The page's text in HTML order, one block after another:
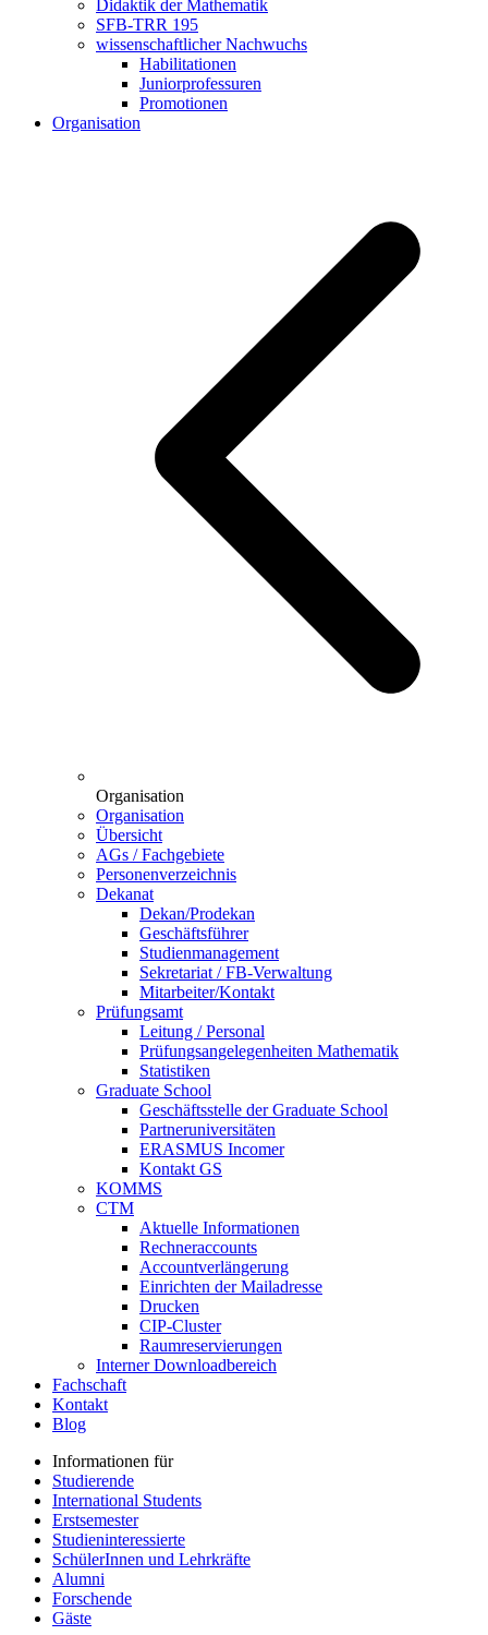
Didaktik der Mathematik
SFB-TRR 195
wissenschaftlicher Nachwuchs
Habilitationen
Juniorprofessuren
Promotionen
Organisation
Organisation
Organisation
Übersicht
AGs / Fachgebiete
Personenverzeichnis
Dekanat
Dekan/Prodekan
Geschäftsführer
Studienmanagement
Sekretariat / FB-Verwaltung
Mitarbeiter/Kontakt
Prüfungsamt
Leitung / Personal
Prüfungsangelegenheiten Mathematik
Statistiken
Graduate School
Geschäftsstelle der Graduate School
Partneruniversitäten
ERASMUS Incomer
Kontakt GS
KOMMS
CTM
Aktuelle Informationen
Rechneraccounts
Accountverlängerung
Einrichten der Mailadresse
Drucken
CIP-Cluster
Raumreservierungen
Interner Downloadbereich
Fachschaft
Kontakt
Blog
Informationen für
Studierende
International Students
Erstsemester
Studieninteressierte
SchülerInnen und Lehrkräfte
Alumni
Forschende
Gäste